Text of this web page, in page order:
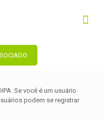
Se você é um usuário
podem se registrar